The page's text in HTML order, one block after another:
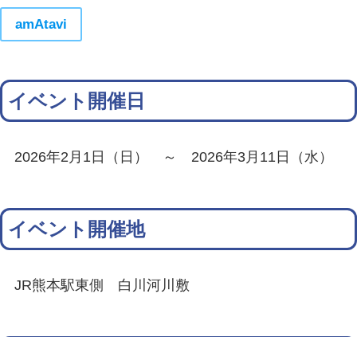
amAtavi
イベント開催日
2026年2月1日（日） ～ 2026年3月11日（水）
イベント開催地
JR熊本駅東側 白川河川敷